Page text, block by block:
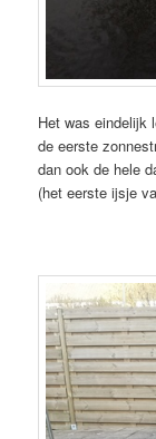
Het was eindelijk
de eerste
dan ook de hele
(het eerste ijsje